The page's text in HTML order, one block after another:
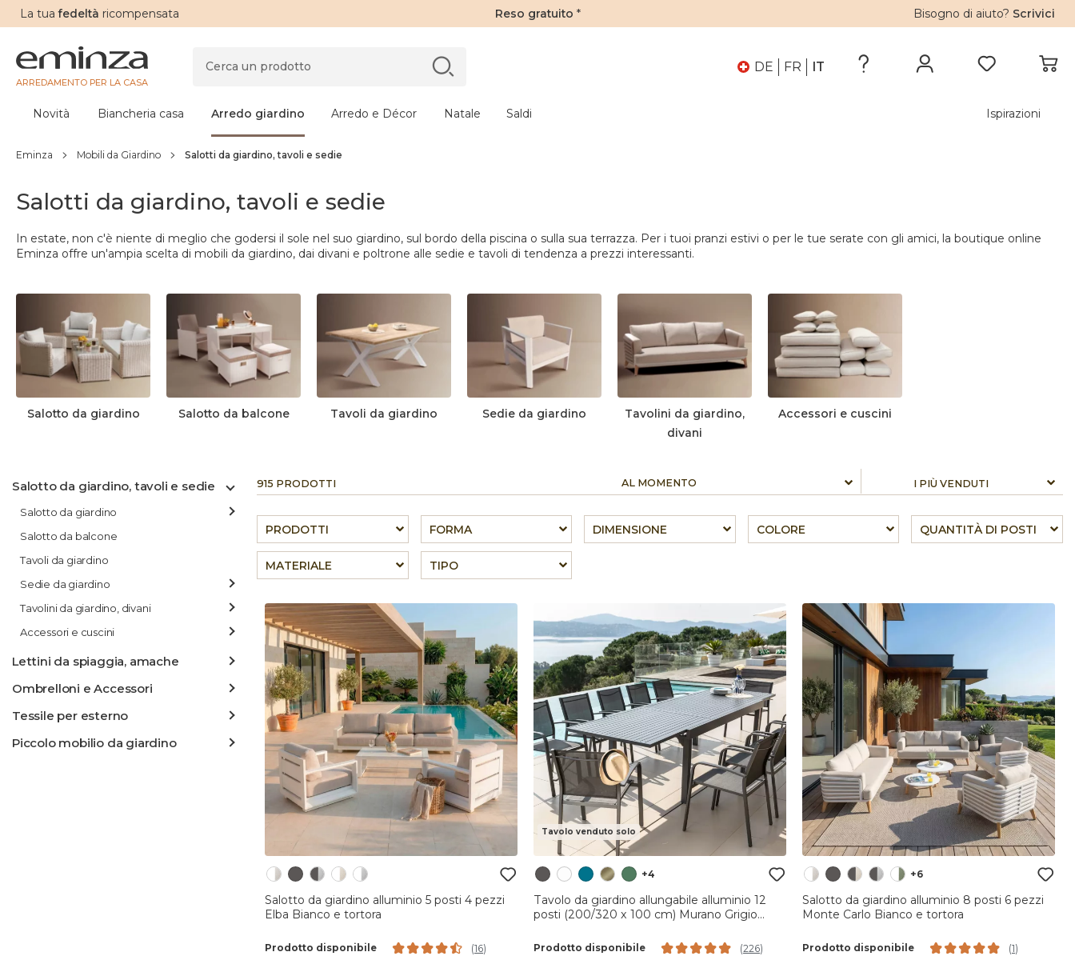
La tuafedeltà ricompensata Reso gratuito * Bisogno di aiuto? Scrivici
ARREDAMENTO PER LA CASA
DE FR IT
Novità Biancheria casa Arredo giardino Arredo e Décor Natale Saldi Ispirazioni
Eminza Mobili da Giardino Salotti da giardino, tavoli e sedie
Salotti da giardino, tavoli e sedie
In estate, non c'è niente di meglio che godersi il sole nel suo giardino, sul bordo della piscina o sulla sua terrazza. Per i tuoi pranzi estivi o per le tue serate con gli amici, la boutique online
Eminza offre un'ampia scelta di mobili da giardino, dai divani e poltrone alle sedie e tavoli di tendenza a prezzi interessanti.
Salotto da giardino Salotto da balcone Tavoli da giardino Sedie da giardino
Tavolini da giardino,
divani
Accessori e cuscini
Salotto da giardino, tavoli e sedie
Salotto da giardino
Salotto da balcone
Tavoli da giardino
Sedie da giardino
Tavolini da giardino, divani
Accessori e cuscini
Lettini da spiaggia, amache
Ombrelloni e Accessori
Tessile per esterno
Piccolo mobilio da giardino
915 PRODOTTI AL MOMENTO
PRODOTTI FORMA DIMENSIONE COLORE QUANTITÀ DI POSTI
MATERIALE TIPO
Salotto da giardino alluminio 5 posti 4 pezzi
Elba Bianco e tortora
Prodotto disponibile (16)
Tavolo venduto solo
+4
Tavolo da giardino allungabile alluminio 12
posti (200/320 x 100 cm) Murano Grigio
Prodotto disponibile (226)
+6
Salotto da giardino alluminio 8 posti 6 pezzi
Monte Carlo Bianco e tortora
Prodotto disponibile (1)